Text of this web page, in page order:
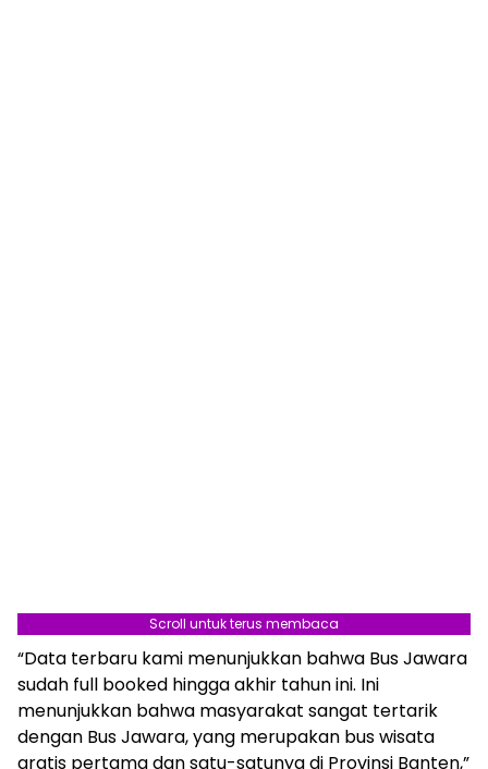
Berita Terkait: Pameran dan Lomba Bonsai
Piala Wali Kota 2023, Upaya Mencintai dan
Scroll untuk terus membaca
“Data terbaru kami menunjukkan bahwa Bus Jawara
sudah full booked hingga akhir tahun ini. Ini
menunjukkan bahwa masyarakat sangat tertarik
dengan Bus Jawara, yang merupakan bus wisata
gratis pertama dan satu-satunya di Provinsi Banten,”